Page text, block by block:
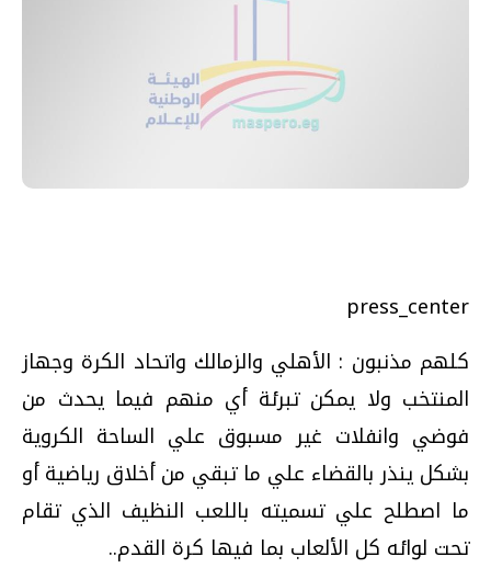
press_center
كلهم مذنبون : الأهلي والزمالك واتحاد الكرة وجهاز
المنتخب ولا يمكن تبرئة أي منهم فيما يحدث من
فوضي وانفلات غير مسبوق علي الساحة الكروية
بشكل ينذر بالقضاء علي ما تبقي من أخلاق رياضية أو
ما اصطلح علي تسميته باللعب النظيف الذي تقام
تحت لوائه كل الألعاب بما فيها كرة القدم..